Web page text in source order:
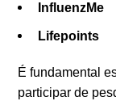
InfluenzMe
Lifepoints
É fundamental
participar de